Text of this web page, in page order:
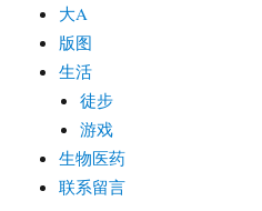
大A
版图
生活
徒步
游戏
生物医药
联系留言